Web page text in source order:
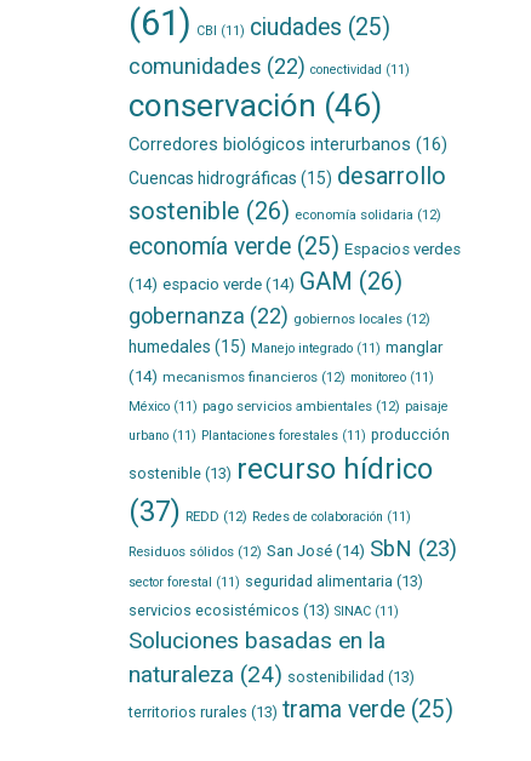
(61) CBI (11) ciudades (25)
comunidades (22) conectividad (11)
conservación (46)
Corredores biológicos interurbanos (16)
Cuencas hidrográficas (15) desarrollo
sostenible (26) economía solidaria (12)
economía verde(25) Espacios verdes
(14) espacio verde(14) GAM (26)
gobernanza (22) gobiernos locales(12)
humedales (15) Manejo integrado(11) manglar
(14) mecanismos financieros(12) monitoreo(11)
México(11) pago servicios ambientales(12) paisaje
urbano(11) Plantaciones forestales(11) producción
sostenible(13) recurso hídrico
(37) REDD (12) Redes de colaboración (11)
Residuos sólidos(12) San José(14) SbN (23)
sector forestal (11) seguridad alimentaria (13)
servicios ecosistémicos (13) SINAC(11)
Soluciones basadas en la
naturaleza (24) sostenibilidad (13)
territorios rurales (13) trama verde(25)